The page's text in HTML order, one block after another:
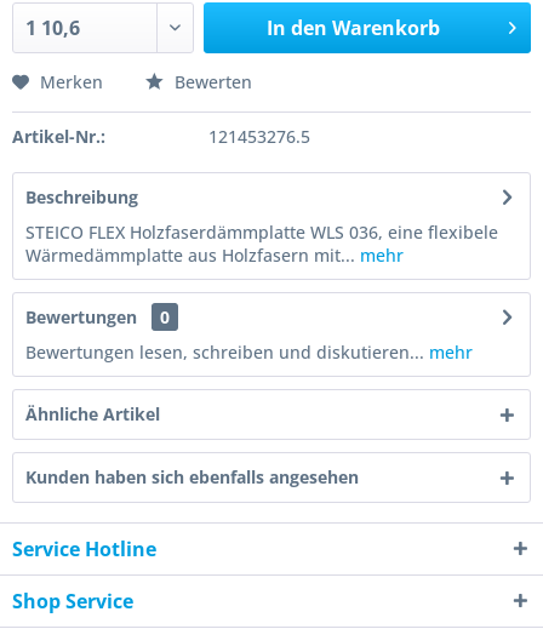
In den Warenkorb
Merken Bewerten
Artikel-Nr.: 121453276.5
Beschreibung
STEICO FLEX Holzfaserdämmplatte WLS 036, eine flexibele
Wärmedämmplatte aus Holzfasern mit... mehr
Bewertungen
0
Bewertungen lesen, schreiben und diskutieren... mehr
Ähnliche Artikel
Kunden haben sich ebenfalls angesehen
Service Hotline
Shop Service